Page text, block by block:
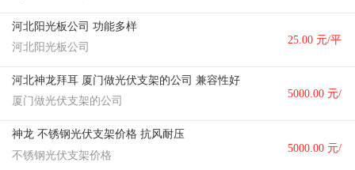
吨
河北阳光板公司 功能多样
河北阳光板公司
25.00 元/平
方米
河北神龙拜耳 厦门做光伏支架的公司 兼容性好
厦门做光伏支架的公司
5000.00 元/
吨
神龙 不锈钢光伏支架价格 抗风耐压
不锈钢光伏支架价格
5000.00 元/